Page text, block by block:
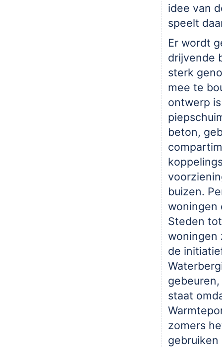
idee van
speelt
Er wordt
drijvende
sterk
mee te
ontwerp
beton,
buizen.
woningen
Steden
woningen
de
staat
zomers